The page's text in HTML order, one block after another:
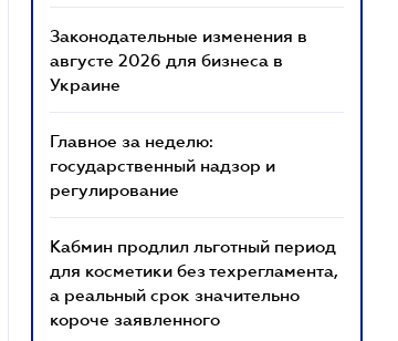
Законодательные изменения в
августе 2026 для бизнеса в
Украине
Главное за неделю:
государственный надзор и
регулирование
Кабмин продлил льготный период
для косметики без техрегламента,
а реальный срок значительно
короче заявленного